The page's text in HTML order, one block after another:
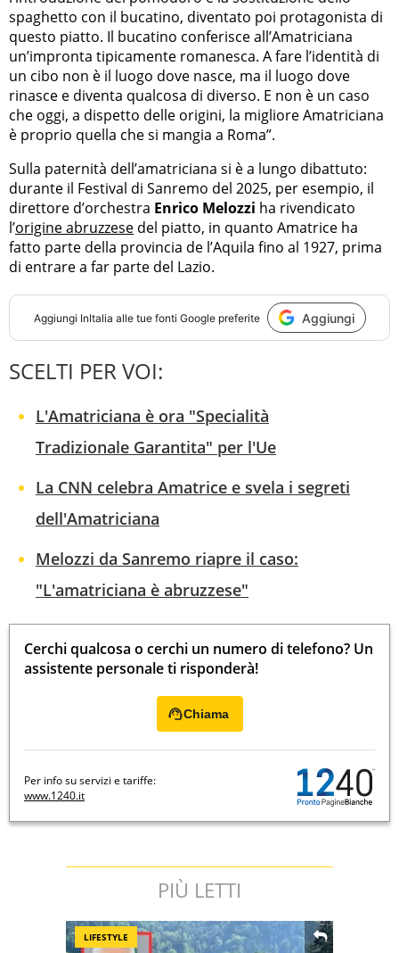
spaghetto con il bucatino, diventato poi protagonista di
questo piatto. Il bucatino conferisce all’Amatriciana
un’impronta tipicamente romanesca. A fare l’identità di
un cibo non è il luogo dove nasce, ma il luogo dove
rinasce e diventa qualcosa di diverso. E non è un caso
che oggi, a dispetto delle origini, la migliore Amatriciana
è proprio quella che si mangia a Roma”.
Sulla paternità dell’amatriciana si è a lungo dibattuto:
durante il Festival di Sanremo del 2025, per esempio, il
direttore d’orchestra Enrico Melozzi ha rivendicato
l’origine abruzzese del piatto, in quanto Amatrice ha
fatto parte della provincia de l’Aquila fino al 1927, prima
di entrare a far parte del Lazio.
Aggiungi InItalia alle tue fonti Google preferite Aggiungi
SCELTI PER VOI:
L'Amatriciana è ora "Specialità
Tradizionale Garantita" per l'Ue
La CNN celebra Amatrice e svela i segreti
dell'Amatriciana
Melozzi da Sanremo riapre il caso:
"L'amatriciana è abruzzese"
Cerchi qualcosa o cerchi un numero di telefono? Un
assistente personale ti risponderà!
Chiama
Per info su servizi e tariffe:
www.1240.it
PIÙ LETTI
LIFESTYLE